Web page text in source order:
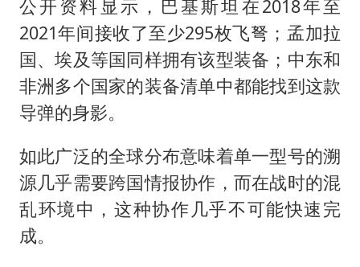
公开资料显示，巴基斯坦在2018年至
2021年间接收了至少295枚飞弩；孟加拉
国、埃及等国同样拥有该型装备；中东和
非洲多个国家的装备清单中都能找到这款
导弹的身影。
如此广泛的全球分布意味着单一型号的溯
源几乎需要跨国情报协作，而在战时的混
乱环境中，这种协作几乎不可能快速完
成。